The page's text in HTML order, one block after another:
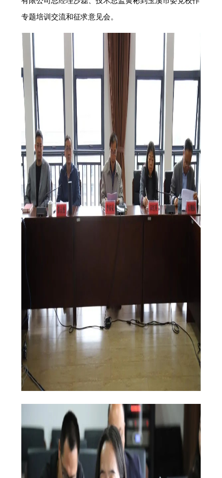
专题培训交流和征求意见会。